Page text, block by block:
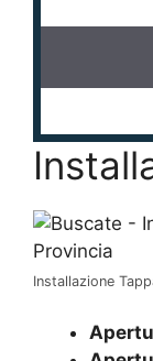
*
Installazione